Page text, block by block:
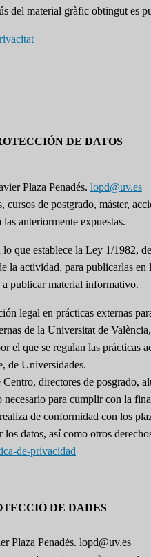
del material gràfic obtingut es
DE DATOS
Plaza Penadés. lopd@uv.es
cursos de postgrado, máster,
anteriormente expuestas.
que establece la Ley 1/1982,
la actividad, para publicarlas
a publicar material informativo.
legal en prácticas externas
de la Universitat de
el que se regulan las prácticas
de Universidades.
directores de posgrado,
para cumplir con la
de conformidad con los
datos, así como otros
de-privacidad
DE DADES
Plaza Penadés. lopd@uv.es